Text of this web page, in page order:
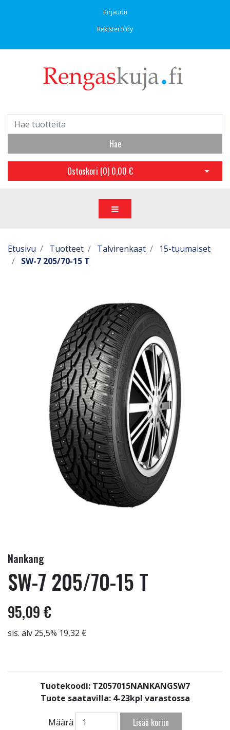
Kirjaudu
Rekisteröidy
Hae
Ostoskori (0) 0,00 € Avaa
Etusivu Tuotteet Talvirenkaat
15-tuumaiset
SW-7 205/70-15 T
Nankang
SW-7 205/70-15 T
95,09 €
sis. alv 25,5% 19,32 €
Tuotekoodi: T2057015NANKANGSW7
Tuote saatavilla: 4-23kpl varastossa
Määrä Lisää koriin